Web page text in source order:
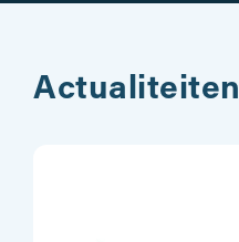
Actualiteiten